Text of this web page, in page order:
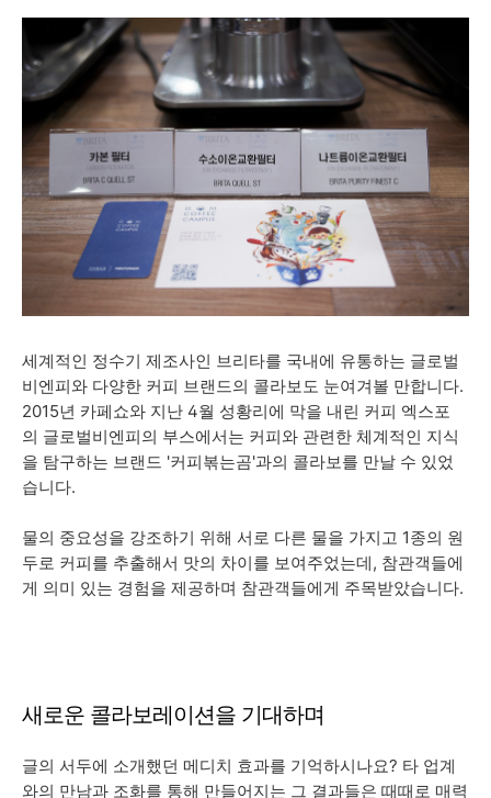
세계적인 정수기 제조사인 브리타를 국내에 유통하는 글로벌
비엔피와 다양한 커피 브랜드의 콜라보도 눈여겨볼 만합니다.
2015년 카페쇼와 지난 4월 성황리에 막을 내린 커피 엑스포
의 글로벌비엔피의 부스에서는 커피와 관련한 체계적인 지식
을 탐구하는 브랜드 '커피볶는곰'과의 콜라보를 만날 수 있었
습니다.
물의 중요성을 강조하기 위해 서로 다른 물을 가지고 1종의 원
두로 커피를 추출해서 맛의 차이를 보여주었는데, 참관객들에
게 의미 있는 경험을 제공하며 참관객들에게 주목받았습니다.
새로운 콜라보레이션을 기대하며
글의 서두에 소개했던 메디치 효과를 기억하시나요? 타 업계
와의 만남과 조화를 통해 만들어지는 그 결과들은 때때로 매력